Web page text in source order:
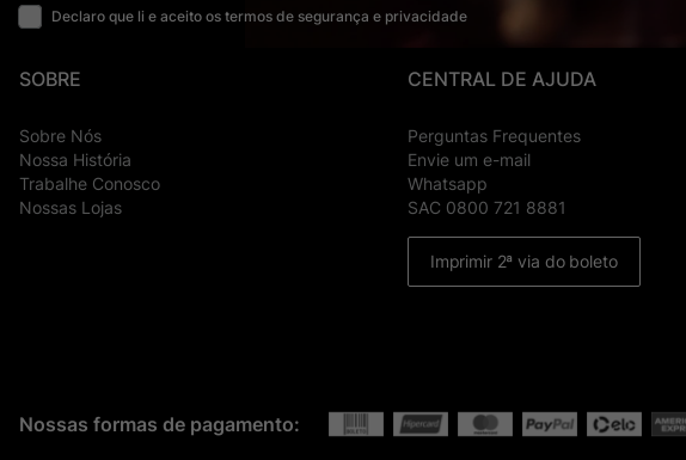
Declaro que li e aceito os termos de segurança e privacidade
SOBRE
Sobre Nós
Nossa História
Trabalhe Conosco
Nossas Lojas
CENTRAL DE AJUDA
Perguntas Frequentes
Envie um e-mail
Whatsapp
SAC 0800 721 8881
Imprimir 2ª via do boleto
Nossas formas de pagamento: